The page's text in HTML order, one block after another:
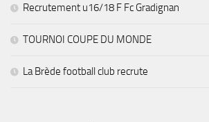
Recrutement u16/18 F Fc Gradignan
TOURNOI COUPE DU MONDE
La Brède football club recrute